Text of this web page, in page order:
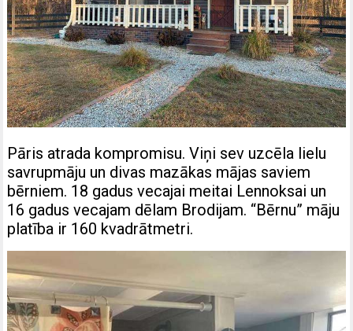
Pāris atrada kompromisu. Viņi sev uzcēla lielu
savrupmāju un divas mazākas mājas saviem
bērniem. 18 gadus vecajai meitai Lennoksai un
16 gadus vecajam dēlam Brodijam. “Bērnu” māju
platība ir 160 kvadrātmetri.